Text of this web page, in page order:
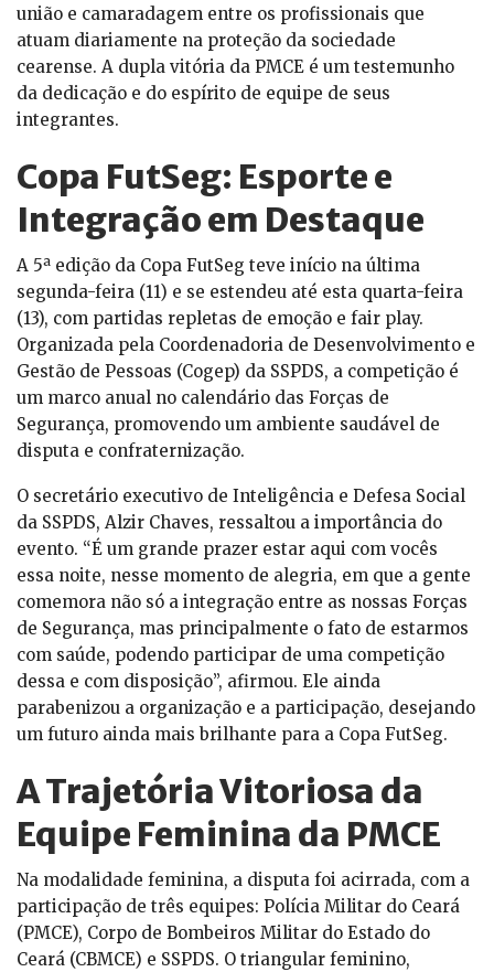
união e camaradagem entre os profissionais que
atuam diariamente na proteção da sociedade
cearense. A dupla vitória da PMCE é um testemunho
da dedicação e do espírito de equipe de seus
integrantes.
Copa FutSeg: Esporte e
Integração em Destaque
A 5ª edição da Copa FutSeg teve início na última
segunda-feira (11) e se estendeu até esta quarta-feira
(13), com partidas repletas de emoção e fair play.
Organizada pela Coordenadoria de Desenvolvimento e
Gestão de Pessoas (Cogep) da SSPDS, a competição é
um marco anual no calendário das Forças de
Segurança, promovendo um ambiente saudável de
disputa e confraternização.
O secretário executivo de Inteligência e Defesa Social
da SSPDS, Alzir Chaves, ressaltou a importância do
evento. “É um grande prazer estar aqui com vocês
essa noite, nesse momento de alegria, em que a gente
comemora não só a integração entre as nossas Forças
de Segurança, mas principalmente o fato de estarmos
com saúde, podendo participar de uma competição
dessa e com disposição”, afirmou. Ele ainda
parabenizou a organização e a participação, desejando
um futuro ainda mais brilhante para a Copa FutSeg.
A Trajetória Vitoriosa da
Equipe Feminina da PMCE
Na modalidade feminina, a disputa foi acirrada, com a
participação de três equipes: Polícia Militar do Ceará
(PMCE), Corpo de Bombeiros Militar do Estado do
Ceará (CBMCE) e SSPDS. O triangular feminino,